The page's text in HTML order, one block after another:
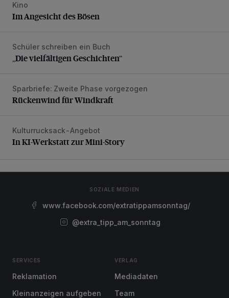
Im Angesicht des Bösen
Kino
Im Angesicht des Bösen
„Die vielfältigen Geschichten“
Schüler schreiben ein Buch
„Die vielfältigen Geschichten“
Rückenwind für Windkraft
Sparbriefe: Zweite Phase vorgezogen
Rückenwind für Windkraft
In KI-Werkstatt zur Mini-Story
Kulturrucksack-Angebot
In KI-Werkstatt zur Mini-Story
SOZIALE MEDIEN
www.facebook.com/extratippamsonntag/
@extra_tipp_am_sonntag
SERVICES
Reklamation
Kleinanzeigen aufgeben
VERLAG
Mediadaten
Team